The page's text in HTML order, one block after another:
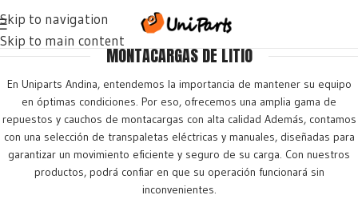
Skip to navigation
Skip to main content
Repuestos montacargas - Cauchos Montacargas - Transpaletas
MONTACARGAS DE LITIO
En Uniparts Andina, entendemos la importancia de mantener su equipo
en óptimas condiciones. Por eso, ofrecemos una amplia gama de
repuestos y cauchos de montacargas con alta calidad Además, contamos
con una selección de transpaletas eléctricas y manuales, diseñadas para
garantizar un movimiento eficiente y seguro de su carga. Con nuestros
productos, podrá confiar en que su operación funcionará sin
inconvenientes.